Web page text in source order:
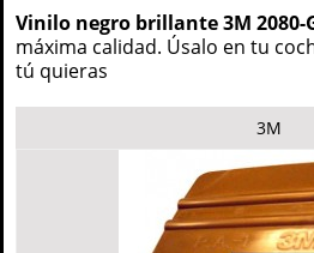
Vinilo negro brillante 3M 2080-
máxima calidad. Úsalo en tu
tú quieras
3M